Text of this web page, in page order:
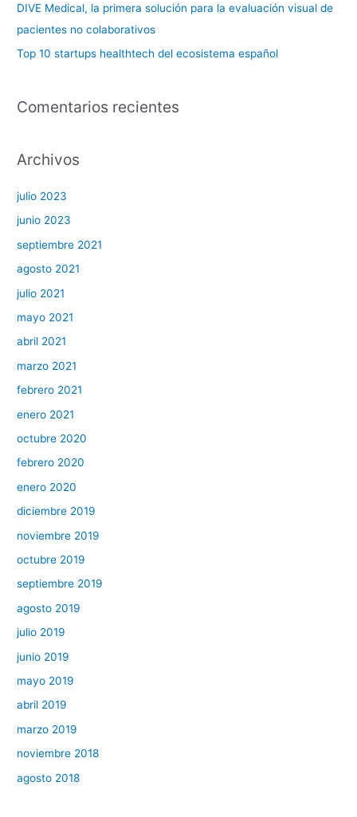
DIVE Medical, la primera solución para la evaluación visual de
pacientes no colaborativos
Top 10 startups healthtech del ecosistema español
Comentarios recientes
Archivos
julio 2023
junio 2023
septiembre 2021
agosto 2021
julio 2021
mayo 2021
abril 2021
marzo 2021
febrero 2021
enero 2021
octubre 2020
febrero 2020
enero 2020
diciembre 2019
noviembre 2019
octubre 2019
septiembre 2019
agosto 2019
julio 2019
junio 2019
mayo 2019
abril 2019
marzo 2019
noviembre 2018
agosto 2018